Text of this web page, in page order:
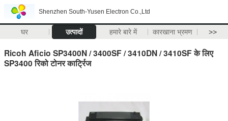
Shenzhen South-Yusen Electron Co.,Ltd
घर उत्पादों हमारे बारे में कारखाना भ्रमण >>
Ricoh Aficio SP3400N / 3400SF / 3410DN / 3410SF के लिए
SP3400 रिको टोनर कार्ट्रिज